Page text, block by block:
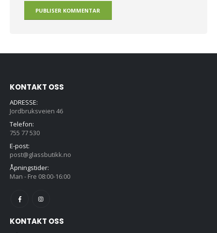
KONTAKT OSS
ADRESSE:
Jordbruksveien 46
Telefon:
755 77 530
E-post:
post@glassbutikk.no
Åpningstider:
Man - Fre 08:00-16:00
KONTAKT OSS